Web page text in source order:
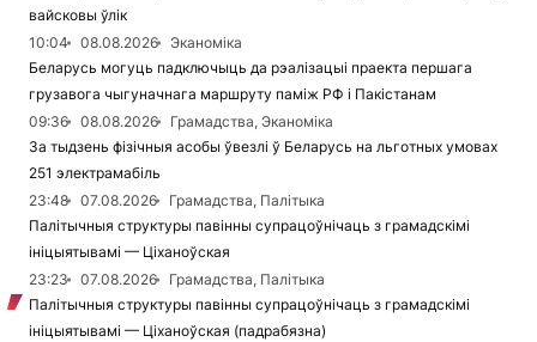
вайсковы ўлік
10:04
08.08.2026
Эканоміка
Беларусь могуць падключыць да рэалізацыі праекта першага
грузавога чыгуначнага маршруту паміж РФ і Пакістанам
09:36
08.08.2026
Грамадства, Эканоміка
За тыдзень фізічныя асобы ўвезлі ў Беларусь на льготных умовах
251 электрамабіль
23:48
07.08.2026
Грамадства, Палітыка
Палітычныя структуры павінны супрацоўнічаць з грамадскімі
ініцыятывамі — Ціханоўская
23:23
07.08.2026
Грамадства, Палітыка
Палітычныя структуры павінны супрацоўнічаць з грамадскімі
ініцыятывамі — Ціханоўская (падрабязна)